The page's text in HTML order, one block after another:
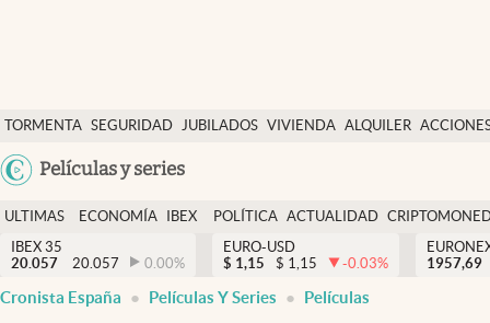
TORMENTA SEGURIDAD JUBILADOS VIVIENDA ALQUILER
USA
Películas y series
Economía y finanzas
Política
Actualidad
Criptomonedas
España
ULTIMAS
NOTICIAS
ECONOMÍA
FINANZAS
IBEX
EURO
POLÍTICA ACTUALIDAD
IBEX 35
20.057
20.057 0.00%
EURO-USD
$ 1,15 $ 1,15 -0.03%
1957,69
Cronista España Películas Y Series Películas